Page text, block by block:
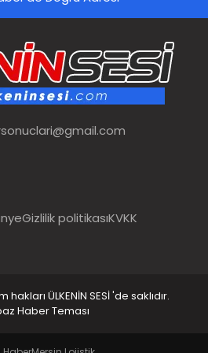
Gizlilik politikasıKVKK
ÜLKENİN SESİ 'de saklıdır.
Haber Teması